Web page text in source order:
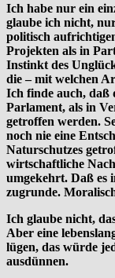
Ich habe nur ein
glaube ich nicht,
politisch
Projekten als in
Instinkt des
die – mit welchen
Ich finde auch, daß
Parlament, als in
getroffen werden.
noch nie eine
Naturschutzes
wirtschaftliche
umgekehrt. Daß es
zugrunde.
Ich glaube nicht,
Aber eine
lügen, das würde
ausdünnen.